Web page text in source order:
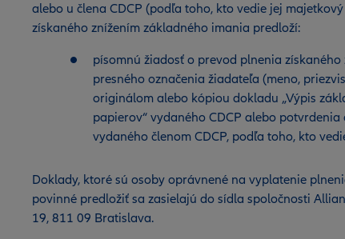
alebo u člena CDCP (podľa toho, kto vedie jej
získaného znížením základného imania predloží:
písomnú žiadosť o prevod plnenia
presného označenia žiadateľa (meno,
originálom alebo kópiou dokladu „Výpis
papierov“ vydaného CDCP alebo
vydaného členom CDCP, podľa toho, kto
Doklady, ktoré sú osoby oprávnené na vyplatenie
povinné predložiť sa zasielajú do sídla spoločnosti
19, 811 09 Bratislava.